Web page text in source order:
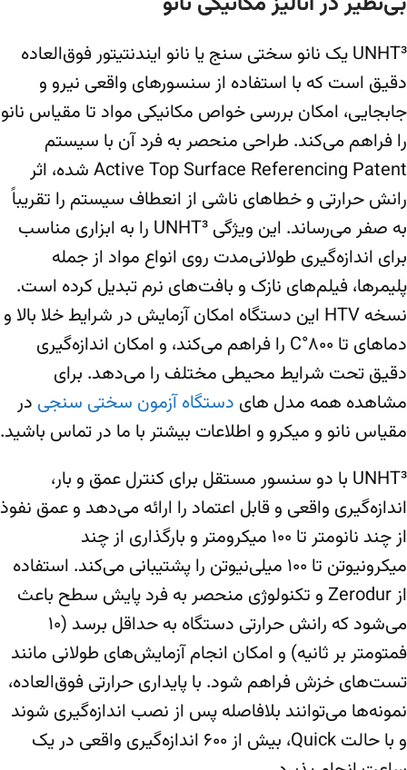
UNHT³ یک نانو سختی سنج یا نانو ایندنتیتور فوق‌العاده
دقیق است که با استفاده از سنسورهای واقعی نیرو و
جابجایی، امکان بررسی خواص مکانیکی مواد تا مقیاس نانو
را فراهم می‌کند. طراحی منحصر به فرد آن با سیستم
Active Top Surface Referencing Patent شده، اثر
رانش حرارتی و خطاهای ناشی از انعطاف سیستم را تقریباً
به صفر می‌رساند. این ویژگی UNHT³ را به ابزاری مناسب
برای اندازه‌گیری طولانی‌مدت روی انواع مواد از جمله
پلیمرها، فیلم‌های نازک و بافت‌های نرم تبدیل کرده است.
نسخه HTV این دستگاه امکان آزمایش در شرایط خلا بالا و
دماهای تا ۸۰۰°C را فراهم می‌کند، و امکان اندازه‌گیری
دقیق تحت شرایط محیطی مختلف را می‌دهد. برای
مشاهده همه مدل های دستگاه آزمون سختی سنجی در
مقیاس نانو و میکرو و اطلاعات بیشتر با ما در تماس باشید.
UNHT³ با دو سنسور مستقل برای کنترل عمق و بار،
اندازه‌گیری واقعی و قابل اعتماد را ارائه می‌دهد و عمق نفوذ
از چند نانومتر تا ۱۰۰ میکرومتر و بارگذاری از چند
میکرونیوتن تا ۱۰۰ میلی‌نیوتن را پشتیبانی می‌کند. استفاده
از Zerodur و تکنولوژی منحصر به فرد پایش سطح باعث
می‌شود که رانش حرارتی دستگاه به حداقل برسد (۱۰
فمتومتر بر ثانیه) و امکان انجام آزمایش‌های طولانی مانند
تست‌های خزش فراهم شود. با پایداری حرارتی فوق‌العاده،
نمونه‌ها می‌توانند بلافاصله پس از نصب اندازه‌گیری شوند
و با حالت Quick، بیش از ۶۰۰ اندازه‌گیری واقعی در یک